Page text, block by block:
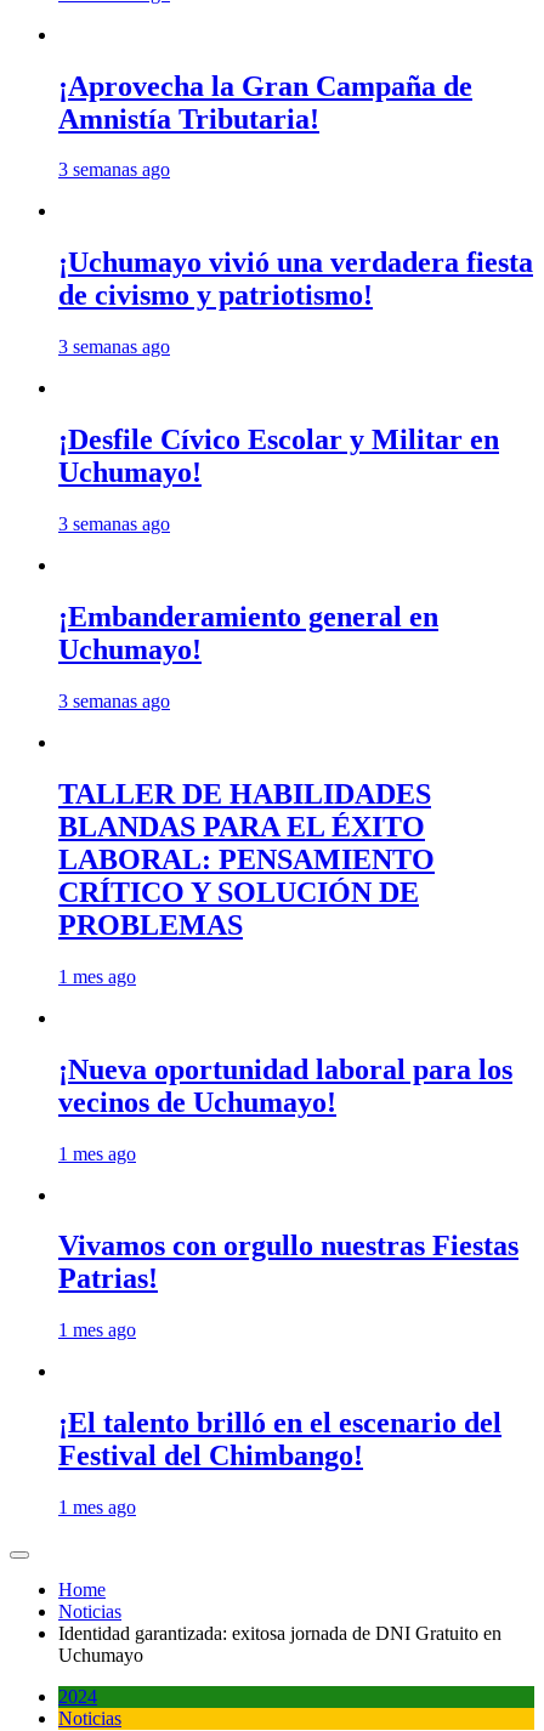
¡Aprovecha la Gran Campaña de
Amnistía Tributaria!
3 semanas ago
¡Uchumayo vivió una verdadera fiesta
de civismo y patriotismo!
3 semanas ago
¡Desfile Cívico Escolar y Militar en
Uchumayo!
3 semanas ago
¡Embanderamiento general en
Uchumayo!
3 semanas ago
TALLER DE HABILIDADES
BLANDAS PARA EL ÉXITO
LABORAL: PENSAMIENTO
CRÍTICO Y SOLUCIÓN DE
PROBLEMAS
1 mes ago
¡Nueva oportunidad laboral para los
vecinos de Uchumayo!
1 mes ago
Vivamos con orgullo nuestras Fiestas
Patrias!
1 mes ago
¡El talento brilló en el escenario del
Festival del Chimbango!
1 mes ago
Home
Noticias
Identidad garantizada: exitosa jornada de DNI Gratuito en
Uchumayo
2024
Noticias